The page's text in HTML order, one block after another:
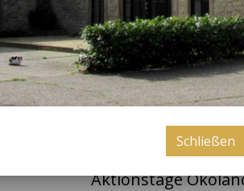
Bauer Hillmann's
vor 6 Jahren
Aktionstage
Schließen